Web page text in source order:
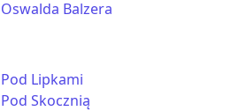
Oswalda Balzera
Pod Lipkami
Pod Skocznią